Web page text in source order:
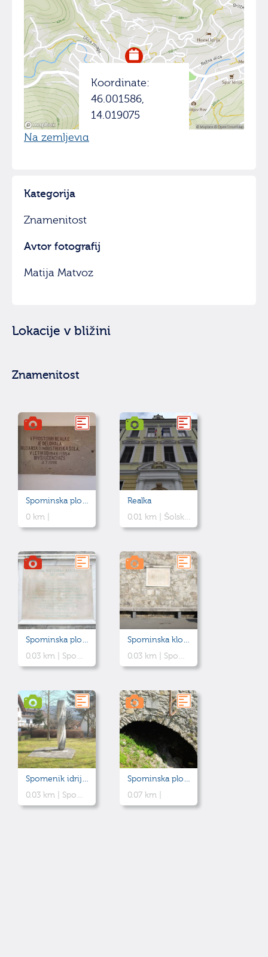
Koordinate:
46.001586,
14.019075
Na zemljevid
Kategorija
Znamenitost
Avtor fotografij
Matija Matvoz
Lokacije v bližini
Znamenitost
Spominska plošča - Rudarkso industrijska šola
0 km |
Realka
0.01 km | Šolsko poslopje prve slovenske realke, zgrajeno leta 1903. Sedaj v njej deluje Gimnazija Jurija Vege Idrija.
Spominska plošča - Prva slovenska realka
0.03 km | Spominska plošča ob obletnici ustanovitve prve slovenske realke.
Spominska klop - Realka
0.03 km | Spominska klop ob stoletnici prve slovenske realke.
Spomenik idrijskemu rudarju
0.03 km | Spomenik rudarjem, ki so vztrajali pri postavitvi šole.
Spominska plošča na starem mostu
0.07 km |